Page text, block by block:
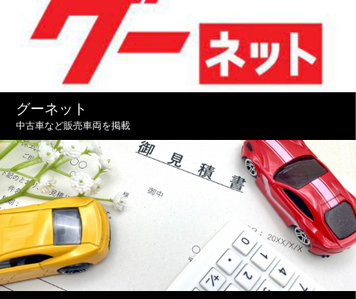
グーネット
中古車など販売車両を掲載